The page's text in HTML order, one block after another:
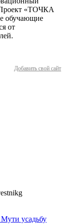
Проект «ТОЧКА
обучающие
от
Добавить свой сайт
усадьбу